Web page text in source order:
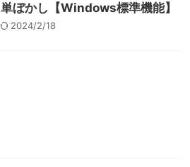
単ぼかし【Windows標準機能】
2024/2/18